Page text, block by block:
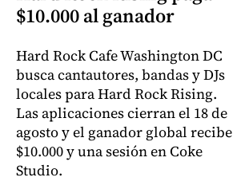
$10.000 al ganador
Hard Rock Cafe Washington DC
busca cantautores, bandas y DJs
locales para Hard Rock Rising.
Las aplicaciones cierran el 18 de
agosto y el ganador global recibe
$10.000 y una sesión en Coke
Studio.